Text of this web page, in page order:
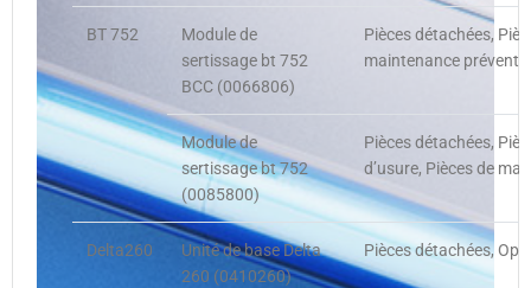
BT 752
Module de
sertissage bt 752
BCC (0066806)
Pièces détachées,
maintenance
Module de
sertissage bt 752
(0085800)
Pièces détachées,
d’usure, Pièces de
Delta260
Unité de base Delta
260 (0410260)
Pièces détachées,